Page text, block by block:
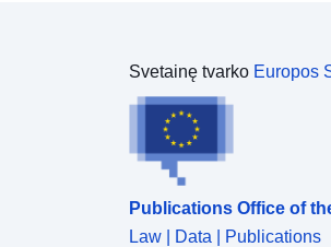
Svetainę tvarko Europos
Publications Office of
Law | Data | Publications